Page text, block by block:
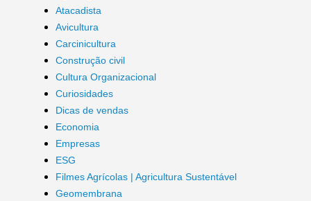
Atacadista
Avicultura
Carcinicultura
Construção civil
Cultura Organizacional
Curiosidades
Dicas de vendas
Economia
Empresas
ESG
Filmes Agrícolas | Agricultura Sustentável
Geomembrana